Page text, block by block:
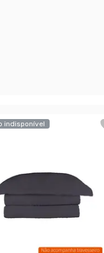
indisponível